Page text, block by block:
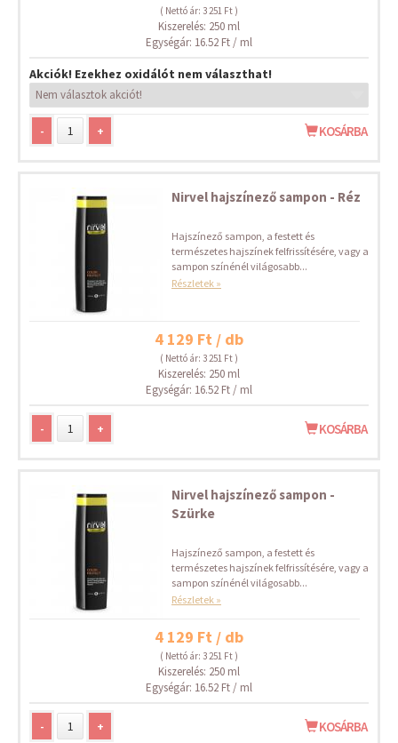
( Nettó ár: 3 251 Ft )
Kiszerelés: 250 ml
Egységár: 16.52 Ft / ml
Akciók! Ezekhez oxidálót nem választhat!
- + KOSÁRBA
Nirvel hajszínező sampon - Réz
Hajszínező sampon, a festett és
természetes hajszínek felfrissítésére, vagy a
sampon színénél világosabb...
Részletek »
4 129 Ft / db
( Nettó ár: 3 251 Ft )
Kiszerelés: 250 ml
Egységár: 16.52 Ft / ml
- + KOSÁRBA
Nirvel hajszínező sampon -
Szürke
Hajszínező sampon, a festett és
természetes hajszínek felfrissítésére, vagy a
sampon színénél világosabb...
Részletek »
4 129 Ft / db
( Nettó ár: 3 251 Ft )
Kiszerelés: 250 ml
Egységár: 16.52 Ft / ml
- + KOSÁRBA